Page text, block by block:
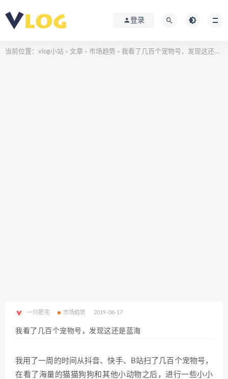
登录
当前位置： vlog小站 > 文章 > 市场趋势 > 我看了几百个宠物号，发现这还是蓝海
一只肥宅 市场趋势 2019-06-17
我看了几百个宠物号，发现这还是蓝海
我用了一周的时间从抖音、快手、B站扫了几百个宠物号，
在看了海量的猫猫狗狗和其他小动物之后，进行一些小小